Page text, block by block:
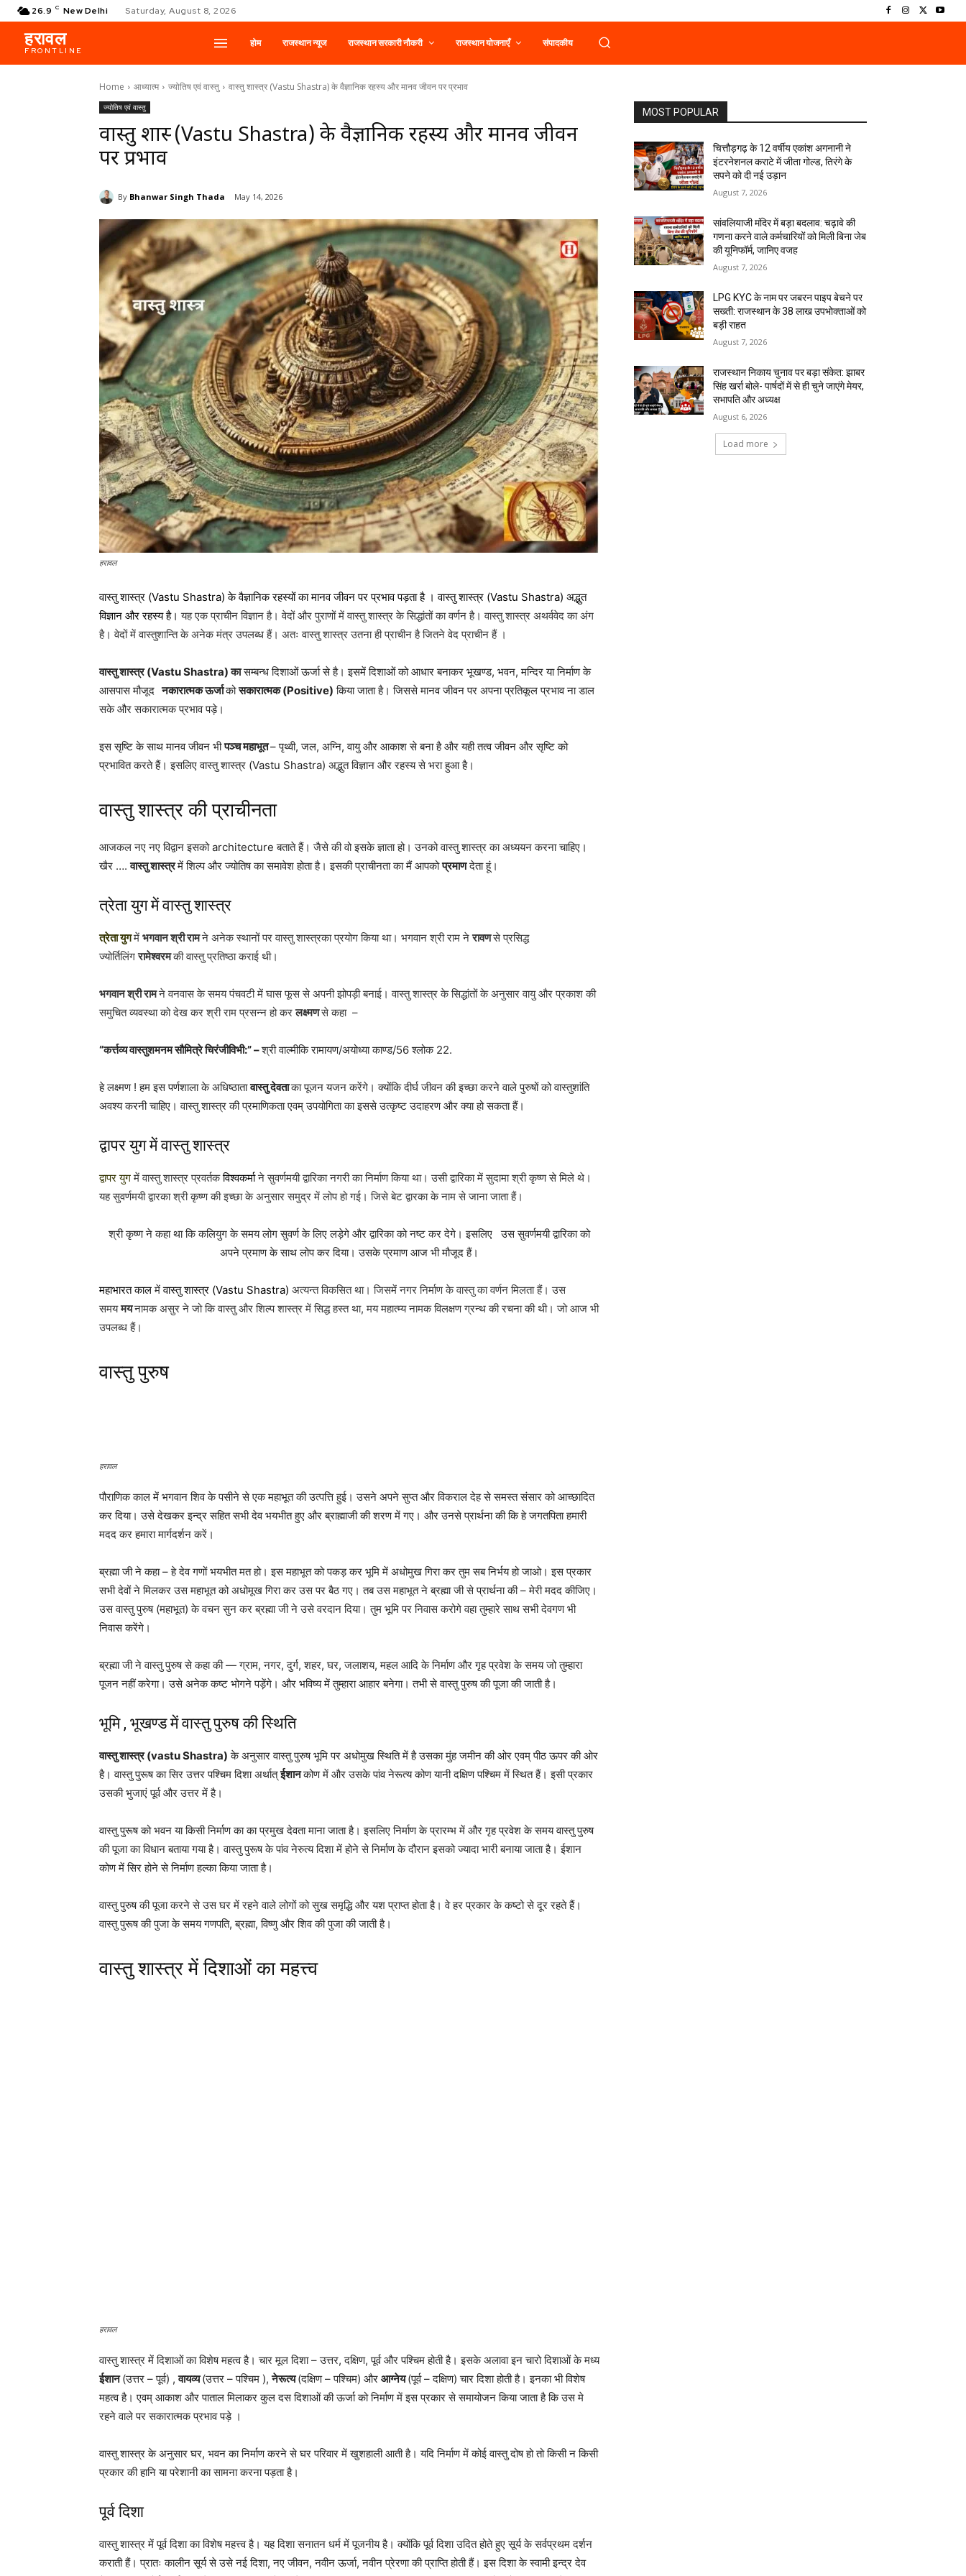
26.9 C New Delhi Saturday, August 8, 2026
हरावल
FRONTLINE
होम राजस्थान न्यूज राजस्थान सरकारी नौकरी राजस्थान योजनाएँ संपादकीय
Home आध्यात्म ज्योतिष एवं वास्तु वास्तु शास्त्र (Vastu Shastra) के वैज्ञानिक रहस्य और मानव जीवन पर प्रभाव
ज्योतिष एवं वास्तु
वास्तु शास्त्र (Vastu Shastra) के वैज्ञानिक रहस्य और मानव जीवन
पर प्रभाव
By Bhanwar Singh Thada May 14, 2026
हरावल
वास्तु शास्त्र (Vastu Shastra) के वैज्ञानिक रहस्यों का मानव जीवन पर प्रभाव पड़ता है । वास्तु शास्त्र (Vastu Shastra) अद्भुत
विज्ञान और रहस्य है। यह एक प्राचीन विज्ञान है। वेदों और पुराणों में वास्तु शास्त्र के सिद्धांतों का वर्णन है। वास्तु शास्त्र अथर्ववेद का अंग
है। वेदोंमें वास्तुशान्ति के अनेक मंत्रउपलब्ध हैं। अतः वास्तु शास्त्र उतना ही प्राचीन है जितने वेद प्राचीन हैं ।
वास्तु शास्त्र (Vastu Shastra) कासम्बन्ध दिशाओं ऊर्जा से है। इसमें दिशाओं को आधार बनाकर भूखण्ड, भवन, मन्दिर या निर्माण के
आसपास मौजूद नकारात्मक ऊर्जाकोसकारात्मक (Positive) किया जाता है। जिससे मानव जीवन पर अपना प्रतिकूल प्रभाव ना डाल
सके और सकारात्मक प्रभाव पड़े।
इस सृष्टि के साथ मानव जीवन भीपञ्च महाभूत– पृथ्वी, जल, अग्नि, वायु और आकाश से बना है और यही तत्व जीवन और सृष्टि को
प्रभावित करते हैं। इसलिए वास्तु शास्त्र (Vastu Shastra) अद्भुत विज्ञान और रहस्य से भरा हुआ है।
वास्तु शास्त्र की प्राचीनता
आजकल नए नए विद्वान इसको architecture बताते हैं। जैसे की वो इसके ज्ञाता हो। उनको वास्तु शास्त्र का अध्ययन करना चाहिए।
खैर ….वास्तु शास्त्रमें शिल्प और ज्योतिष का समावेश होता है। इसकी प्राचीनता का मैं आपकोप्रमाणदेता हूं।
त्रेता युग में वास्तु शास्त्र
त्रेता युगमें भगवान श्री रामने अनेक स्थानों पर वास्तु शास्त्रका प्रयोग किया था। भगवान श्री राम नेरावणसे प्रसिद्ध
ज्योर्तिलिंगरामेश्वरमकी वास्तु प्रतिष्ठा कराई थी।
भगवान श्री रामने वनवास के समय पंचवटी में घास फूस से अपनी झोपड़ी बनाई। वास्तु शास्त्र के सिद्धांतों के अनुसार वायु और प्रकाश की
समुचित व्यवस्था को देख कर श्री राम प्रसन्न हो करलक्ष्मणसे कहा –
“कर्त्तव्य वास्तुशमनम सौमित्रे चिरंजीविभी:” –श्री वाल्मीकि रामायण/अयोध्या काण्ड/56 श्लोक 22.
हे लक्ष्मण ! हम इस पर्णशाला के अधिष्ठातावास्तु देवताका पूजन यजन करेंगे। क्योंकि दीर्घ जीवन की इच्छा करने वाले पुरुषों को वास्तुशांति
अवश्य करनी चाहिए। वास्तु शास्त्र की प्रमाणिकता एवम् उपयोगिता का इससे उत्कृष्ट उदाहरण और क्या हो सकता हैं।
द्वापर युग में वास्तु शास्त्र
द्वापर युगमें वास्तु शास्त्र प्रवर्तकविश्वकर्माने सुवर्णमयी द्वारिका नगरी का निर्माण किया था। उसी द्वारिका में सुदामा श्री कृष्ण से मिले थे।
यह सुवर्णमयी द्वारका श्री कृष्ण की इच्छा के अनुसार समुद्र में लोप हो गई। जिसे बेट द्वारका के नाम से जाना जाता हैं।
श्री कृष्ण ने कहा था कि कलियुग के समय लोग सुवर्ण के लिए लड़ेगे और द्वारिका को नष्ट कर देगे। इसलिए उस सुवर्णमयी द्वारिका को
अपने प्रमाण के साथ लोप कर दिया। उसके प्रमाण आज भी मौजूद हैं।
महाभारत कालमेंवास्तु शास्त्र (Vastu Shastra) अत्यन्त विकसित था। जिसमें नगर निर्माण के वास्तु का वर्णन मिलता हैं। उस
समयमयनामक असुर ने जो कि वास्तु और शिल्प शास्त्र में सिद्ध हस्त था, मय महात्म्य नामक विलक्षण ग्रन्थ की रचना की थी। जो आज भी
उपलब्ध हैं।
वास्तु पुरुष
हरावल
पौराणिक काल में भगवान शिव के पसीने से एक महाभूत की उत्पत्ति हुई। उसने अपने सुप्त और विकराल देह से समस्त संसार को आच्छादित
कर दिया। उसे देखकर इन्द्र सहित सभी देव भयभीत हुए और ब्राह्माजी की शरण में गए। और उनसे प्रार्थना की कि हे जगतपिता हमारी
मदद कर हमारा मार्गदर्शन करें।
ब्रह्मा जी ने कहा – हे देव गणों भयभीत मत हो। इस महाभूत को पकड़ कर भूमि में अधोमुख गिरा कर तुम सब निर्भय हो जाओ। इस प्रकार
सभी देवों ने मिलकर उस महाभूत को अधोमूख गिरा कर उस पर बैठ गए। तब उस महाभूत ने ब्रह्मा जी से प्रार्थना की – मेरी मदद कीजिए।
उस वास्तु पुरुष (महाभूत) के वचन सुन कर ब्रह्मा जी ने उसे वरदान दिया। तुम भूमि पर निवास करोगे वहा तुम्हारे साथ सभी देवगण भी
निवास करेंगे।
ब्रह्मा जी ने वास्तु पुरुष से कहा की — ग्राम, नगर, दुर्ग, शहर, घर, जलाशय, महल आदि के निर्माण और गृह प्रवेश के समय जो तुम्हारा
पूजन नहीं करेगा। उसे अनेक कष्ट भोगने पड़ेंगे। और भविष्य में तुम्हारा आहार बनेगा। तभी से वास्तु पुरुष की पूजा की जाती है।
भूमि , भूखण्ड में वास्तु पुरुष की स्थिति
वास्तु शास्त्र (vastu Shastra) के अनुसार वास्तु पुरुष भूमि पर अधोमुख स्थिति में है उसका मुंह जमीन की ओर एवम् पीठ ऊपर की ओर
है। वास्तु पुरूष का सिर उत्तर पश्चिम दिशा अर्थात्ईशानकोण में और उसके पांव नेरूत्य कोण यानी दक्षिण पश्चिम में स्थित हैं। इसी प्रकार
उसकी भुजाएं पूर्व और उत्तर में है।
वास्तु पुरूष को भवन या किसी निर्माण का का प्रमुख देवता माना जाता है। इसलिए निर्माण के प्रारम्भ में और गृह प्रवेश के समय वास्तु पुरुष
की पूजा का विधान बताया गया है। वास्तु पुरूष के पांव नेरुत्य दिशा में होने से निर्माण के दौरान इसको ज्यादा भारी बनाया जाता है। ईशान
कोण में सिर होने से निर्माण हल्का किया जाता है।
वास्तु पुरुष की पूजा करने से उस घर में रहने वाले लोगों को सुख समृद्धि और यश प्राप्त होता है। वे हर प्रकार के कष्टो से दूर रहते हैं।
वास्तु पुरूष की पुजा के समय गणपति, ब्रह्मा, विष्णु और शिव की पुजा की जाती है।
वास्तु शास्त्र में दिशाओं का महत्त्व
हरावल
वास्तु शास्त्र में दिशाओं का विशेष महत्व है। चार मूल दिशा – उत्तर, दक्षिण, पूर्व और पश्चिम होती है। इसके अलावा इन चारो दिशाओं के मध्य
ईशान(उत्तर – पूर्व) ,वायव्य(उत्तर – पश्चिम ),नेरूत्य(दक्षिण – पश्चिम) और आग्नेय(पूर्व – दक्षिण) चार दिशा होती है। इनका भी विशेष
महत्व है। एवम् आकाश और पाताल मिलाकर कुल दस दिशाओं की ऊर्जा को निर्माण में इस प्रकार से समायोजन किया जाता है कि उस मे
रहने वाले पर सकारात्मक प्रभाव पड़े ।
वास्तु शास्त्र के अनुसार घर, भवन का निर्माण करने से घर परिवार में खुशहाली आती है। यदि निर्माण में कोई वास्तु दोष हो तो किसी न किसी
प्रकार की हानि या परेशानी का सामना करना पड़ता है।
पूर्व दिशा
वास्तु शास्त्र में पूर्व दिशा का विशेष महत्त्व है। यह दिशा सनातन धर्म में पूजनीय है। क्योंकि पूर्व दिशा उदित होते हुए सूर्य के सर्वप्रथम दर्शन
कराती हैं। प्रातः कालीन सूर्य से उसे नई दिशा, नए जीवन, नवीन ऊर्जा, नवीन प्रेरणा की प्राप्ति होती हैं। इस दिशा के स्वामी इन्द्र देव
MOST POPULAR
चित्तौड़गढ़ के 12 वर्षीय एकांश अगनानी ने
इंटरनेशनल कराटे में जीता गोल्ड, तिरंगे के
सपने को दी नई उड़ान
August 7, 2026
सांवलियाजी मंदिर में बड़ा बदलाव: चढ़ावे की
गणना करने वाले कर्मचारियों को मिली बिना जेब
की यूनिफॉर्म, जानिए वजह
August 7, 2026
LPG KYC के नाम पर जबरन पाइप बेचने पर
सख्ती: राजस्थान के 38 लाख उपभोक्ताओं को
बड़ी राहत
August 7, 2026
राजस्थान निकाय चुनाव पर बड़ा संकेत: झाबर
सिंह खर्रा बोले- पार्षदों में से ही चुने जाएंगे मेयर,
सभापति और अध्यक्ष
August 6, 2026
Load more